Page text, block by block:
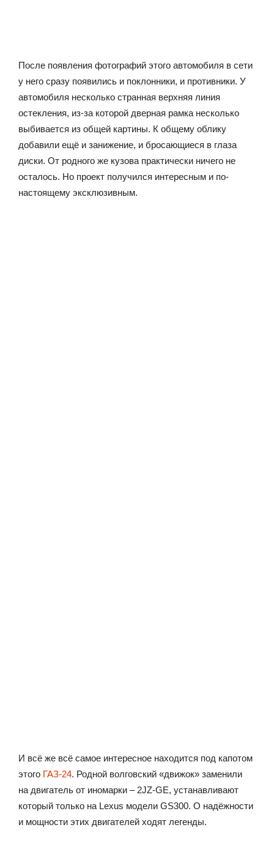
После появления фотографий этого автомобиля в сети
у него сразу появились и поклонники, и противники. У
автомобиля несколько странная верхняя линия
остекления, из-за которой дверная рамка несколько
выбивается из общей картины. К общему облику
добавили ещё и занижение, и бросающиеся в глаза
диски. От родного же кузова практически ничего не
осталось. Но проект получился интересным и по-
настоящему эксклюзивным.
И всё же всё самое интересное находится под капотом
этого ГАЗ-24. Родной волговский «движок» заменили
на двигатель от иномарки – 2JZ-GE, устанавливают
который только на Lexus модели GS300. О надёжности
и мощности этих двигателей ходят легенды.